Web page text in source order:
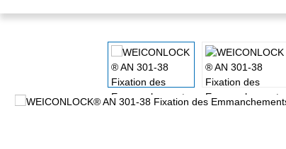
Ignorer la galerie d'images